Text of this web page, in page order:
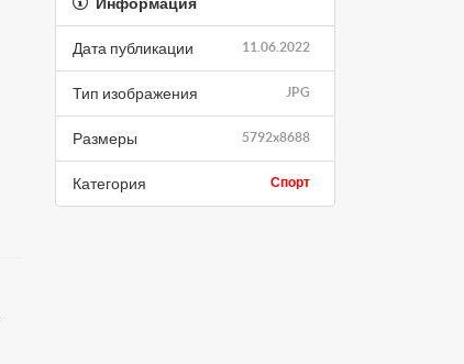
Информация
11.06.2022
Дата публикации
JPG
Тип изображения
5792x8688
Размеры
Спорт
Категория